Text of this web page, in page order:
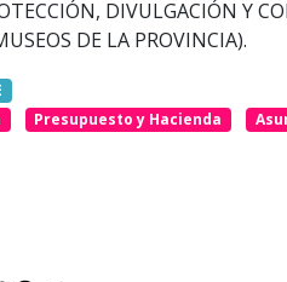
DIVULGACIÓN Y
DE LA PROVINCIA).
Presupuesto y Hacienda